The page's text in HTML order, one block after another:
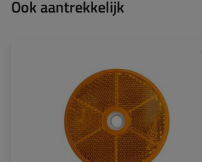
Ook aantrekkelijk
60 mm